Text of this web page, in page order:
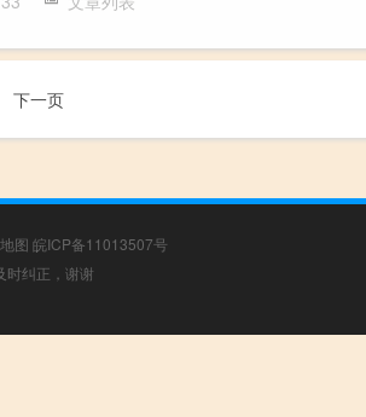
下一页
图 皖ICP备11013507号
时纠正，谢谢